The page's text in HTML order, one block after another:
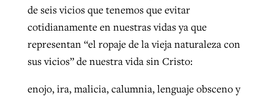
de seis vicios que tenemos que evitar
cotidianamente en nuestras vidas ya que
representan “el ropaje de la vieja naturaleza con
sus vicios” de nuestra vida sin Cristo:
enojo, ira, malicia, calumnia, lenguaje obsceno y